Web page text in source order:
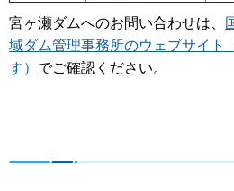
宮ヶ瀬ダムへのお問い合わせは、
域ダム管理事務所のウェブサイト
す） でご確認ください。